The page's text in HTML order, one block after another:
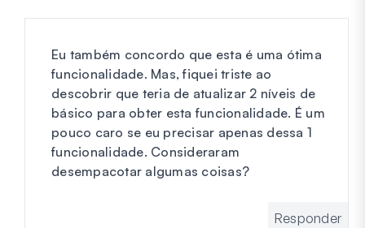
Eu também concordo que esta é uma ótima
funcionalidade. Mas, fiquei triste ao
descobrir que teria de atualizar 2 níveis de
básico para obter esta funcionalidade. É um
pouco caro se eu precisar apenas dessa 1
funcionalidade. Consideraram
desempacotar algumas coisas?
Responder